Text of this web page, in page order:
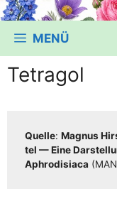
MENÜ
Tetragol
Quel­le: Magnus
tel — Eine
Aphro­di­sia­ca